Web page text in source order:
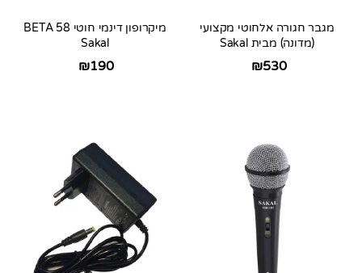
מגבר חגורה אלחוטי מקצועי
(מדונה) מבית Sakal
₪530
מיקרופון דינמי חוטי BETA 58
Sakal
₪190